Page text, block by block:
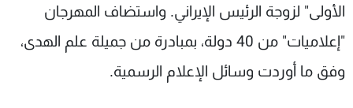
الأولى" لزوجة الرئيس الإيراني. واستضاف المهرجان
"إعلاميات" من 40 دولة، بمبادرة من جميلة علم الهدى،
وفق ما أوردت وسائل الإعلام الرسمية.